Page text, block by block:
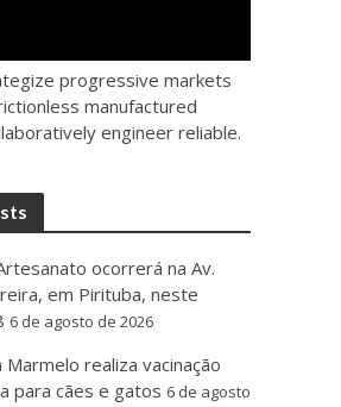
progressive markets
manufactured
engineer reliable.
ocorrerá na Av.
em Pirituba, neste
6 de agosto de 2026
Marmelo realiza vacinação
para cães e gatos 6 de agosto